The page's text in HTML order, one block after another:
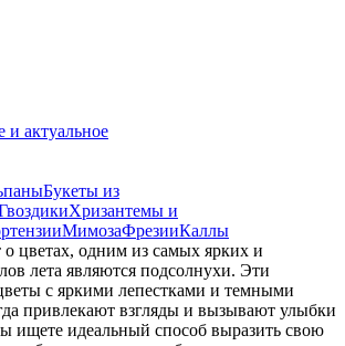
и актуальное
Букеты из
Хризантемы и
МимозаФрезииКаллы
о цветах, одним из самых ярких и
лета являются подсолнухи. Эти
с яркими лепестками и темными
привлекают взгляды и вызывают улыбки
ищете идеальный способ выразить свою